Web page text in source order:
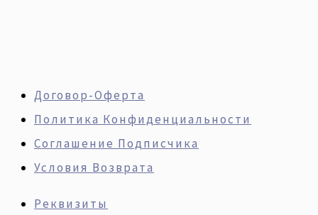
Договор-Оферта
Политика Конфиденциальности
Соглашение Подписчика
Условия Возврата
Реквизиты